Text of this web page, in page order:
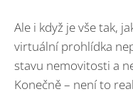
Ale i když je vše tak,
virtuální prohlídka
stavu nemovitosti a
Konečně – není to